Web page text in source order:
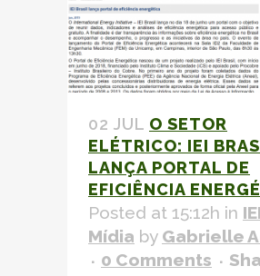
02 JUL O SETOR
ELÉTRICO: IEI
LANÇA PORTAL DE
EFICIÊNCIA
Posted at 15:12h in
Mídia by Gabrielle
0 Comments